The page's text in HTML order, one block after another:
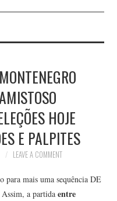
HOJE
E PALPITES
LEAVE A COMMENT
para mais uma sequência DE
a partidaentre